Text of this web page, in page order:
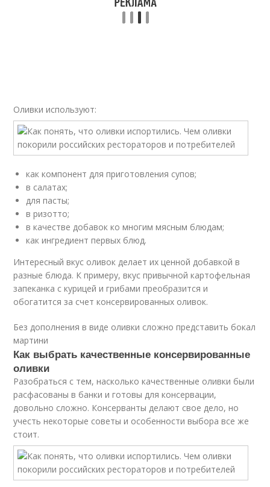
Оливки используют:
как компонент для приготовления супов;
в салатах;
для пасты;
в ризотто;
в качестве добавок ко многим мясным блюдам;
как ингредиент первых блюд.
Интересный вкус оливок делает их ценной добавкой в
разные блюда. К примеру, вкус привычной картофельная
запеканка с курицей и грибами преобразится и
обогатится за счет консервированных оливок.
Без дополнения в виде оливки сложно представить бокал
мартини
Как выбрать качественные консервированные
оливки
Разобраться с тем, насколько качественные оливки были
расфасованы в банки и готовы для консервации,
довольно сложно. Консерванты делают свое дело, но
учесть некоторые советы и особенности выбора все же
стоит.